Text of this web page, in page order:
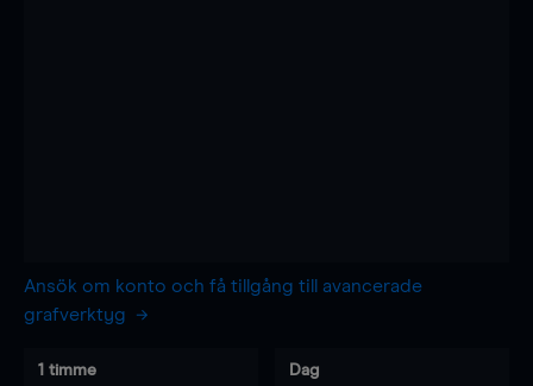
Ansök om konto och få tillgång till avancerade
grafverktyg
1 timme Dag